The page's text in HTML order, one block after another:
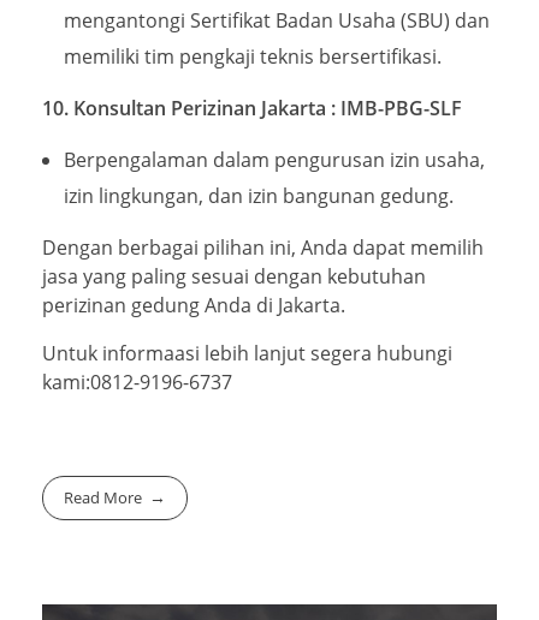
mengantongi Sertifikat Badan Usaha (SBU) dan
memiliki tim pengkaji teknis bersertifikasi.
10. Konsultan Perizinan Jakarta : IMB-PBG-SLF
Berpengalaman dalam pengurusan izin usaha,
izin lingkungan, dan izin bangunan gedung.
Dengan berbagai pilihan ini, Anda dapat memilih
jasa yang paling sesuai dengan kebutuhan
perizinan gedung Anda di Jakarta.
Untuk informaasi lebih lanjut segera hubungi
kami:0812-9196-6737
Read More